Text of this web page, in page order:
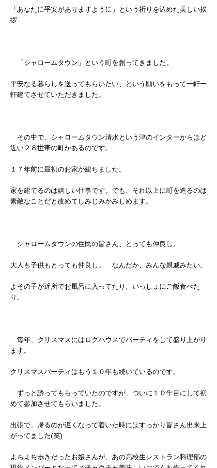
「あなたに平安がありますように」という祈りを込めた美しい挨
拶
「シャロームタウン」という町を創ってきました。
平安なる暮らしを送ってもらいたい、という願いをもって一軒一
軒建てさせていただきました。
その中で、シャロームタウン清水という津のインターからほど
近い２８世帯の町があるのです。
１７年前に最初のお家が建ちました。
家を建てるのは嬉しい仕事です。でも、それ以上に町を造るのは
素敵なことだと改めてしみじみかみしめます。
シャロームタウンの住民の皆さん、とっても仲良し。
大人も子供もとっても仲良し。 なんだか、みんな親戚みたい。
よその子が近所でお風呂に入ってたり、いっしょにご飯食べた
り。
毎年、クリスマスにはログハウスでパーティをして盛り上がり
ます。
クリスマスパーティはもう１０年も続いているのです。
ずっと誘ってもらっていたのですが、ついに１０年目にして初
めて参加させてもらいました。
出張で、帰るのが遅くなって着いた時にはすっかり皆さん出来上
がってました(笑)
よちよち歩きだったお嬢さんが、あの高校生レストラン料理部の